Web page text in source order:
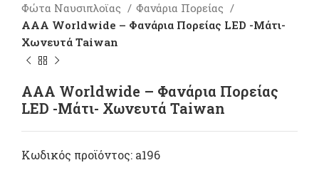
Φώτα Ναυσιπλοϊας
Φανάρια Πορείας
AAA Worldwide – Φανάρια Πορείας LED -Μάτι-
Χωνευτά Taiwan
AAA Worldwide – Φανάρια Πορείας
LED -Μάτι- Χωνευτά Taiwan
Κωδικός προϊόντος: a196